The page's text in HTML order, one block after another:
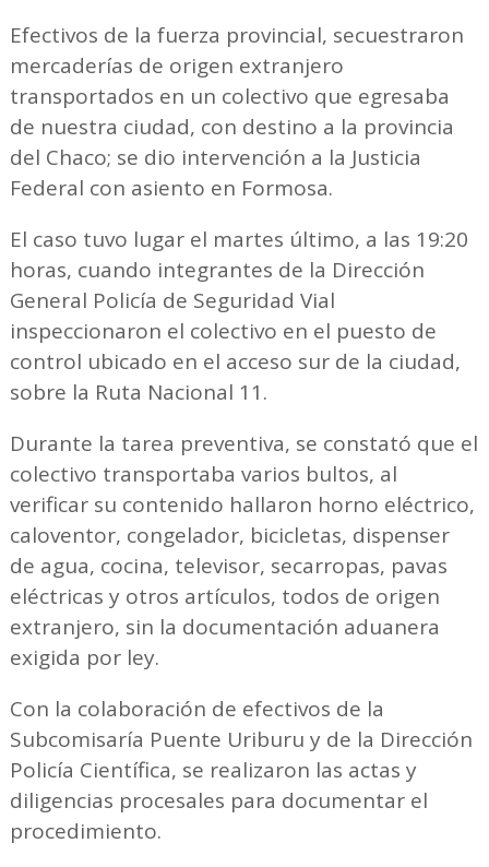
Efectivos de la fuerza provincial, secuestraron
mercaderías de origen extranjero
transportados en un colectivo que egresaba
de nuestra ciudad, con destino a la provincia
del Chaco; se dio intervención a la Justicia
Federal con asiento en Formosa.
El caso tuvo lugar el martes último, a las 19:20
horas, cuando integrantes de la Dirección
General Policía de Seguridad Vial
inspeccionaron el colectivo en el puesto de
control ubicado en el acceso sur de la ciudad,
sobre la Ruta Nacional 11.
Durante la tarea preventiva, se constató que el
colectivo transportaba varios bultos, al
verificar su contenido hallaron horno eléctrico,
caloventor, congelador, bicicletas, dispenser
de agua, cocina, televisor, secarropas, pavas
eléctricas y otros artículos, todos de origen
extranjero, sin la documentación aduanera
exigida por ley.
Con la colaboración de efectivos de la
Subcomisaría Puente Uriburu y de la Dirección
Policía Científica, se realizaron las actas y
diligencias procesales para documentar el
procedimiento.